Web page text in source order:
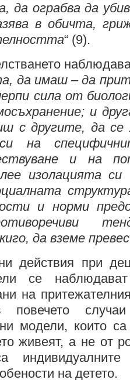
да ограбва да
в обичта,
“ (9).
да имаш – да
сила от
и
с другите, да
на
и на
изолацията си
и норми
да вземе превес
действия при
се
на
повечето
модели, които
живеят, а не от
на детето.